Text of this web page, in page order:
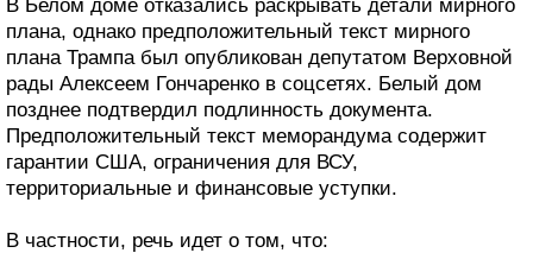
В Белом доме отказались раскрывать детали мирного
плана, однако предположительный текст мирного
плана Трампа был опубликован депутатом Верховной
рады Алексеем Гончаренко в соцсетях. Белый дом
позднее подтвердил подлинность документа.
Предположительный текст меморандума содержит
гарантии США, ограничения для ВСУ,
территориальные и финансовые уступки.
В частности, речь идет о том, что: